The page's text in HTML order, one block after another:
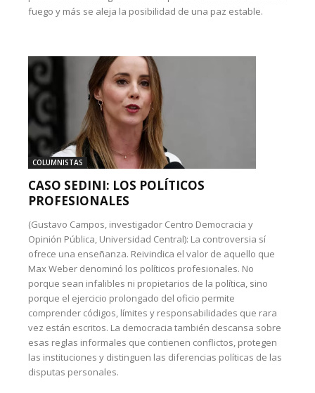
fuego y más se aleja la posibilidad de una paz estable.
COLUMNISTAS
CASO SEDINI: LOS POLÍTICOS
PROFESIONALES
(Gustavo Campos, investigador Centro Democracia y
Opinión Pública, Universidad Central): La controversia sí
ofrece una enseñanza. Reivindica el valor de aquello que
Max Weber denominó los políticos profesionales. No
porque sean infalibles ni propietarios de la política, sino
porque el ejercicio prolongado del oficio permite
comprender códigos, límites y responsabilidades que rara
vez están escritos. La democracia también descansa sobre
esas reglas informales que contienen conflictos, protegen
las instituciones y distinguen las diferencias políticas de las
disputas personales.